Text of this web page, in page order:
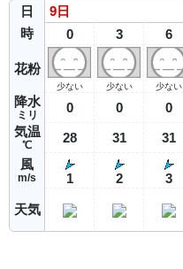
日
時
花粉
降水
ミリ
気温
℃
風
m/s
天気
9 日
0
少ない
0
28
1
3
少ない
0
31
2
6
少ない
0
31
3